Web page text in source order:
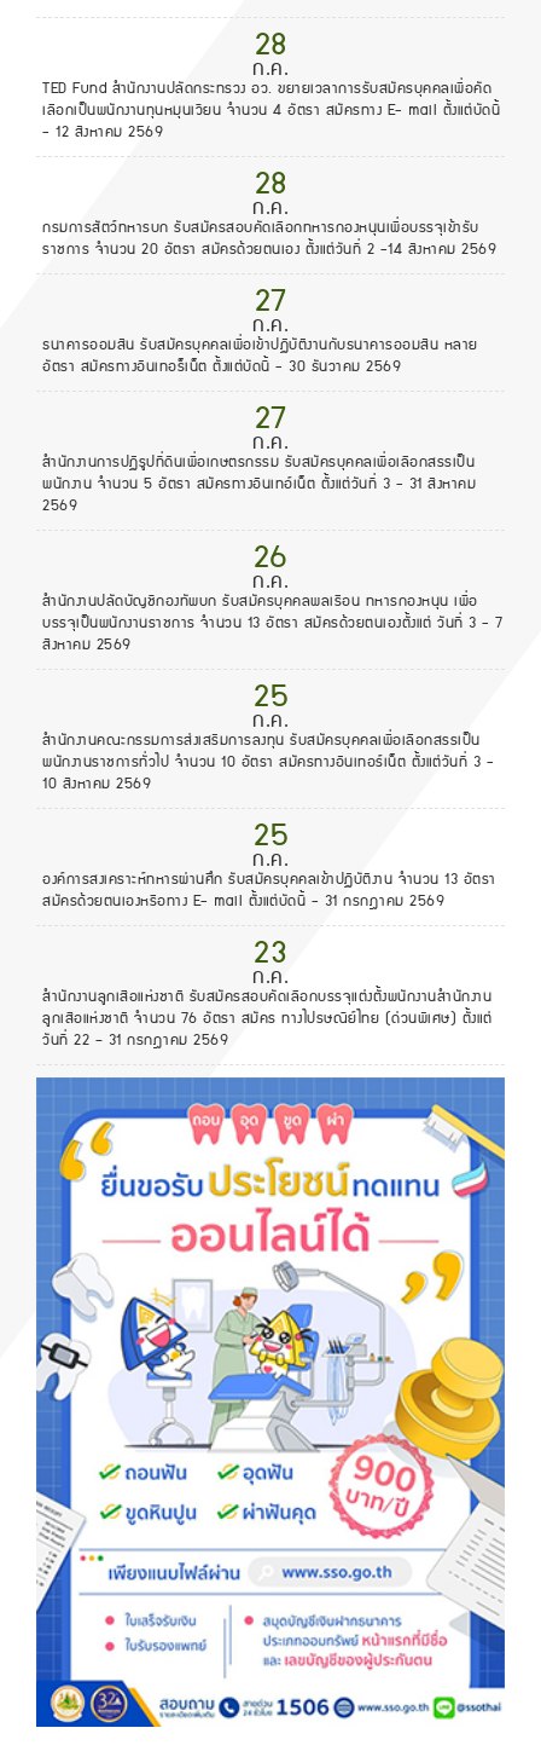
28
ก.ค.
TED Fund สำนักงานปลัดกระทรวง อว. ขยายเวลาการรับสมัครบุคคลเพื่อคัด
เลือกเป็นพนักงานทุนหมุนเวียน จำนวน 4 อัตรา สมัครทาง E- mail ตั้งแต่บัดนี้
- 12 สิงหาคม 2569
28
ก.ค.
กรมการสัตว์ทหารบก รับสมัครสอบคัดเลือกทหารกองหนุนเพื่อบรรจุเข้ารับ
ราชการ จำนวน 20 อัตรา สมัครด้วยตนเอง ตั้งแต่วันที่ 2 -14 สิงหาคม 2569
27
ก.ค.
ธนาคารออมสิน รับสมัครบุคคลเพื่อเข้าปฏิบัติงานกับธนาคารออมสิน หลาย
อัตรา สมัครทางอินเทอร็เน็ต ตั้งแต่บัดนี้ - 30 ธันวาคม 2569
27
ก.ค.
สำนักงานการปฏิรูปที่ดินเพื่อเกษตรกรรม รับสมัครบุคคลเพื่อเลือกสรรเป็น
พนักงาน จำนวน 5 อัตรา สมัครทางอินเทอ์เน็ต ตั้งแต่วันที่ 3 - 31 สิงหาคม
2569
26
ก.ค.
สำนักงานปลัดบัญชีกองทัพบก รับสมัครบุคคลพลเรือน ทหารกองหนุน เพื่อ
บรรจุเป็นพนักงานราชการ จำนวน 13 อัตรา สมัครด้วยตนเองตั้งแต่ วันที่ 3 - 7
สิงหาคม 2569
25
ก.ค.
สำนักงานคณะกรรมการส่งเสริมการลงทุน รับสมัครบุคคลเพื่อเลือกสรรเป็น
พนักงานราชการทั่วไป จำนวน 10 อัตรา สมัครทางอินเทอร์เน็ต ตั้งแต่วันที่ 3 -
10 สิงหาคม 2569
25
ก.ค.
องค์การสงเคราะห์ทหารผ่านศึก รับสมัครบุคคลเข้าปฏิบัติงาน จำนวน 13 อัตรา
สมัครด้วยตนเองหรือทาง E- mail ตั้งแต่บัดนี้ - 31 กรกฎาคม 2569
23
ก.ค.
สํานักงานลูกเสือแห่งชาติ รับสมัครสอบคัดเลือกบรรจุแต่งตั้งพนักงานสํานักงาน
ลูกเสือแห่งชาติ จำนวน 76 อัตรา สมัคร ทางไปรษณีย์ไทย (ด่วนพิเศษ) ตั้งแต่
วันที่ 22 – 31 กรกฎาคม 2569